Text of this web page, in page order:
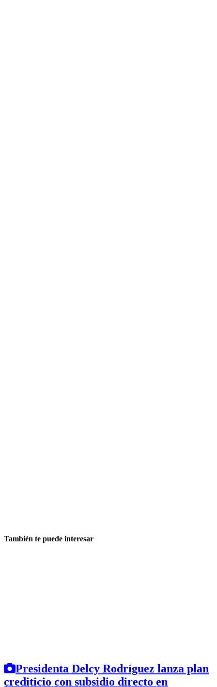
También te puede interesar
Presidenta Delcy Rodríguez lanza plan
crediticio con subsidio directo en